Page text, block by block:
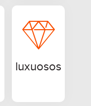
luxuosos